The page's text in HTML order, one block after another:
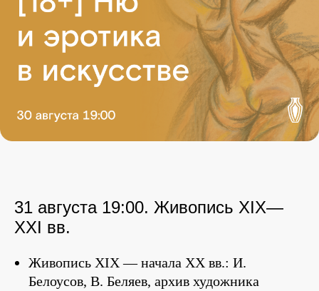
31 августа 19:00. Живопись XIX—
XXI вв.
Живопись XIX — начала XX вв.: И.
Белоусов, В. Беляев, архив художника